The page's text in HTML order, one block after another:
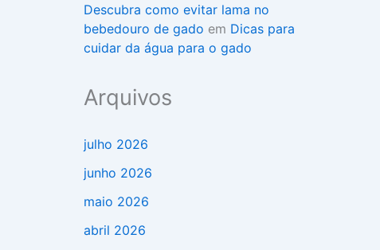
Descubra como evitar lama no
bebedouro de gado em Dicas para
cuidar da água para o gado
Arquivos
julho 2026
junho 2026
maio 2026
abril 2026